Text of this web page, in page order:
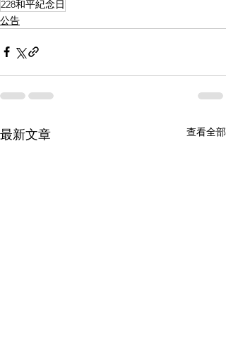
228和平紀念日
公告
最新文章 查看全部